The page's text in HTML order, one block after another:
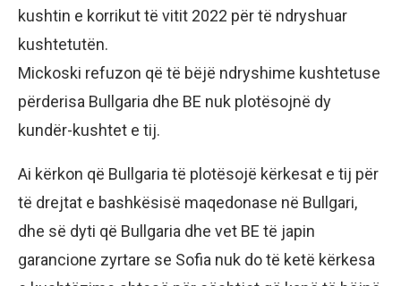
kushtin e korrikut të vitit 2022 për të ndryshuar
kushtetutën.
Mickoski refuzon që të bëjë ndryshime kushtetuse
përderisa Bullgaria dhe BE nuk plotësojnë dy
kundër-kushtet e tij.
Ai kërkon që Bullgaria të plotësojë kërkesat e tij për
të drejtat e bashkësisë maqedonase në Bullgari,
dhe së dyti që Bullgaria dhe vet BE të japin
garancione zyrtare se Sofia nuk do të ketë kërkesa